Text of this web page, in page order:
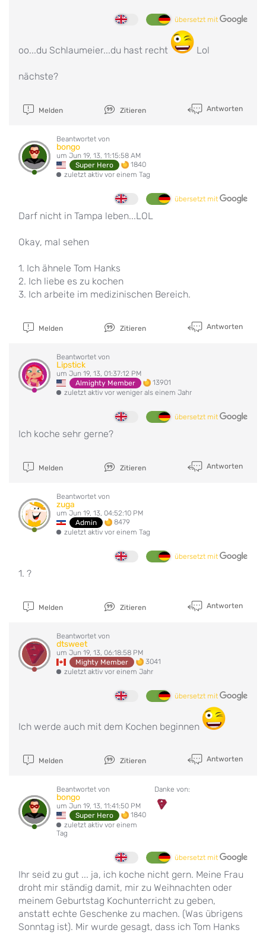
übersetzt mit
oo...du Schlaumeier...du hast recht Lol
nächste?
Melden Zitieren Antworten
Beantwortet von
bongo
um Jun 19, 13, 11:15:58 AM
Super Hero
1840
zuletzt aktiv vor einem Tag
übersetzt mit
Darf nicht in Tampa leben...LOL
Okay, mal sehen
1. Ich ähnele Tom Hanks
2. Ich liebe es zu kochen
3. Ich arbeite im medizinischen Bereich.
Melden Zitieren Antworten
Beantwortet von
Lipstick
um Jun 19, 13, 01:37:12 PM
Almighty Member
13901
zuletzt aktiv vor weniger als einem Jahr
übersetzt mit
Ich koche sehr gerne?
Melden Zitieren Antworten
Beantwortet von
zuga
um Jun 19, 13, 04:52:10 PM
Admin
8479
zuletzt aktiv vor einem Tag
übersetzt mit
1. ?
Melden Zitieren Antworten
Beantwortet von
dtsweet
um Jun 19, 13, 06:18:58 PM
Mighty Member
3041
zuletzt aktiv vor einem Jahr
übersetzt mit
Ich werde auch mit dem Kochen beginnen
Melden Zitieren Antworten
Beantwortet von
bongo
um Jun 19, 13, 11:41:50 PM
Super Hero
1840
zuletzt aktiv vor einem
Tag
Danke von:
übersetzt mit
Ihr seid zu gut ... ja, ich koche nicht gern. Meine Frau
droht mir ständig damit, mir zu Weihnachten oder
meinem Geburtstag Kochunterricht zu geben,
anstatt echte Geschenke zu machen. (Was übrigens
Sonntag ist). Mir wurde gesagt, dass ich Tom Hanks